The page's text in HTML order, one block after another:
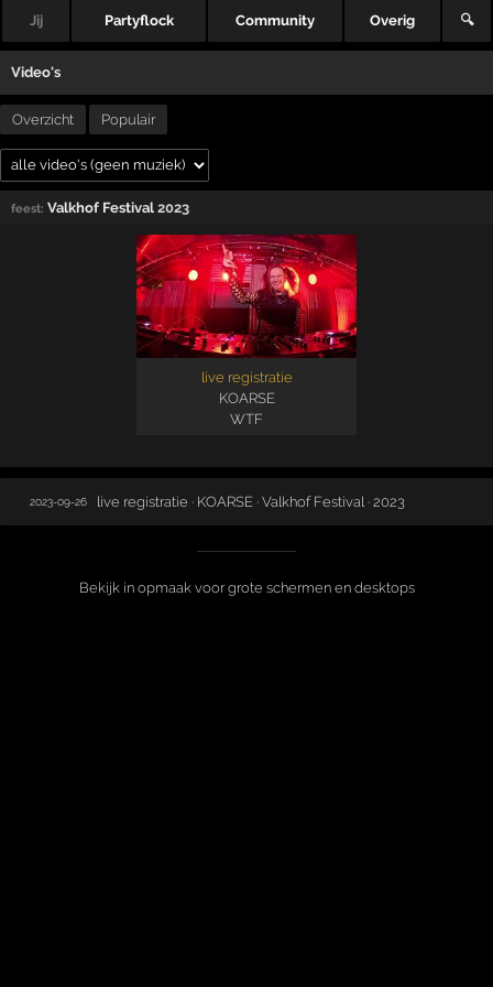
Jij Partyflock Community Overig 🔍
Video's
Overzicht Populair
feest: Valkhof Festival 2023
live registratie
KOARSE
WTF
2023-09-26 live registratie · KOARSE · Valkhof Festival · 2023
Bekijk in opmaak voor grote schermen en desktops